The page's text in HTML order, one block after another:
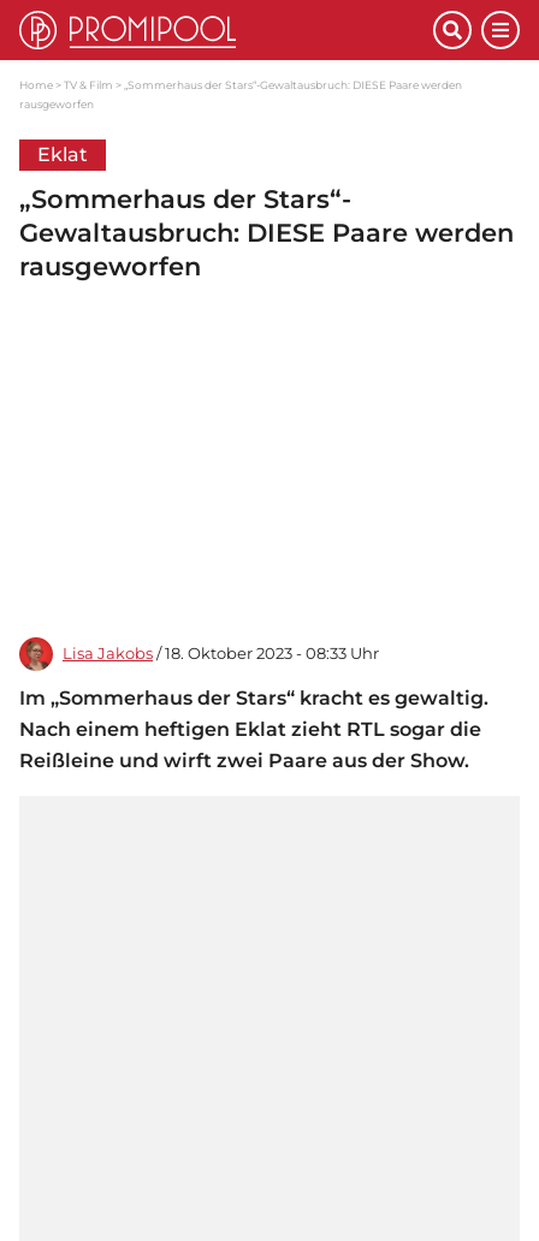
Home TV & Film
„Sommerhaus der Stars“-Gewaltausbruch: DIESE Paare werden
rausgeworfen
Eklat
„Sommerhaus der Stars“-
Gewaltausbruch: DIESE Paare werden
rausgeworfen
Lisa Jakobs / 18. Oktober 2023 - 08:33 Uhr
Im „Sommerhaus der Stars“ kracht es gewaltig.
Nach einem heftigen Eklat zieht RTL sogar die
Reißleine und wirft zwei Paare aus der Show.